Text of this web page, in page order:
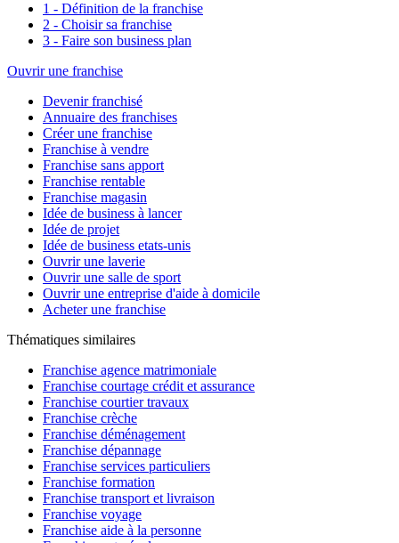
1 - Définition de la franchise
2 - Choisir sa franchise
3 - Faire son business plan
Ouvrir une franchise
Devenir franchisé
Annuaire des franchises
Créer une franchise
Franchise à vendre
Franchise sans apport
Franchise rentable
Franchise magasin
Idée de business à lancer
Idée de projet
Idée de business etats-unis
Ouvrir une laverie
Ouvrir une salle de sport
Ouvrir une entreprise d'aide à domicile
Acheter une franchise
Thématiques similaires
Franchise agence matrimoniale
Franchise courtage crédit et assurance
Franchise courtier travaux
Franchise crèche
Franchise déménagement
Franchise dépannage
Franchise services particuliers
Franchise formation
Franchise transport et livraison
Franchise voyage
Franchise aide à la personne